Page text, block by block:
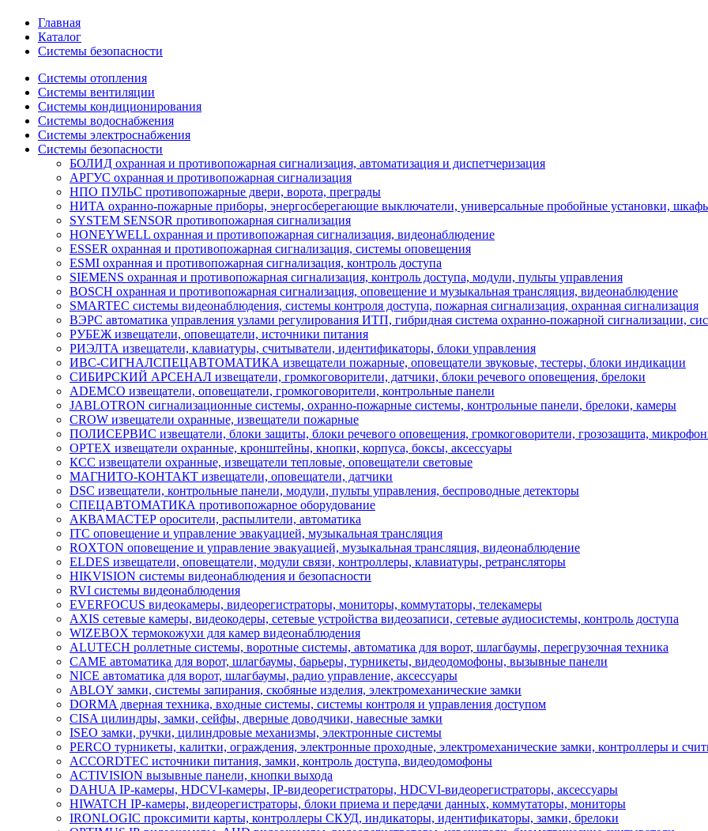
Главная
Каталог
Системы безопасности
Системы отопления
Системы вентиляции
Системы кондиционирования
Системы водоснабжения
Системы электроснабжения
Системы безопасности
БОЛИД охранная и противопожарная сигнализация, автоматизация и диспетчеризация
АРГУС охранная и противопожарная сигнализация
НПО ПУЛЬС противопожарные двери, ворота, преграды
НИТА охранно-пожарные приборы, энергосберегающие выключатели, универсальные пробойные установки,
SYSTEM SENSOR противопожарная сигнализация
HONEYWELL охранная и противопожарная сигнализация, видеонаблюдение
ESSER охранная и противопожарная сигнализация, системы оповещения
ESMI охранная и противопожарная сигнализация, контроль доступа
SIEMENS охранная и противопожарная сигнализация, контроль доступа, модули, пульты управления
BOSCH охранная и противопожарная сигнализация, оповещение и музыкальная трансляция, видеонаблюдение
SMARTEC системы видеонаблюдения, системы контроля доступа, пожарная сигнализация, охранная сигнализация
ВЭРС автоматика управления узлами регулирования ИТП, гибридная система охранно-пожарной сигнализации,
РУБЕЖ извещатели, оповещатели, источники питания
РИЭЛТА извещатели, клавиатуры, считыватели, идентификаторы, блоки управления
ИВС-СИГНАЛСПЕЦАВТОМАТИКА извещатели пожарные, оповещатели звуковые, тестеры, блоки индикации
СИБИРСКИЙ АРСЕНАЛ извещатели, громкоговорители, датчики, блоки речевого оповещения, брелоки
ADEMCO извещатели, оповещатели, громкоговорители, контрольные панели
JABLOTRON сигнализационные системы, охранно-пожарные системы, контрольные панели, брелоки, камеры
CROW извещатели охранные, извещатели пожарные
ПОЛИСЕРВИС извещатели, блоки защиты, блоки речевого оповещения, громкоговорители, грозозащита,
OPTEX извещатели охранные, кронштейны, кнопки, корпуса, боксы, аксессуары
КСС извещатели охранные, извещатели тепловые, оповещатели световые
МАГНИТО-КОНТАКТ извещатели, оповещатели, датчики
DSC извещатели, контрольные панели, модули, пульты управления, беспроводные детекторы
СПЕЦАВТОМАТИКА противопожарное оборудование
АКВАМАСТЕР оросители, распылители, автоматика
ITC оповещение и управление эвакуацией, музыкальная трансляция
ROXTON оповещение и управление эвакуацией, музыкальная трансляция, видеонаблюдение
ELDES извещатели, оповещатели, модули связи, контроллеры, клавиатуры, ретрансляторы
HIKVISION системы видеонаблюдения и безопасности
RVI системы видеонаблюдения
EVERFOCUS видеокамеры, видеорегистраторы, мониторы, коммутаторы, телекамеры
AXIS сетевые камеры, видеокодеры, сетевые устройства видеозаписи, сетевые аудиосистемы, контроль доступа
WIZEBOX термокожухи для камер видеонаблюдения
ALUTECH роллетные системы, воротные системы, автоматика для ворот, шлагбаумы, перегрузочная техника
CAME автоматика для ворот, шлагбаумы, барьеры, турникеты, видеодомофоны, вызывные панели
NICE автоматика для ворот, шлагбаумы, радио управление, аксессуары
ABLOY замки, системы запирания, скобяные изделия, электромеханические замки
DORMA дверная техника, входные системы, системы контроля и управления доступом
CISA цилиндры, замки, сейфы, дверные доводчики, навесные замки
ISEO замки, ручки, цилиндровые механизмы, электронные системы
PERCO турникеты, калитки, ограждения, электронные проходные, электромеханические замки, контроллеры и
ACCORDTEC источники питания, замки, контроль доступа, видеодомофоны
ACTIVISION вызывные панели, кнопки выхода
DAHUA IP-камеры, HDCVI-камеры, IP-видеорегистраторы, HDCVI-видеорегистраторы, аксессуары
HIWATCH IP-камеры, видеорегистраторы, блоки приема и передачи данных, коммутаторы, мониторы
IRONLOGIC проксимити карты, контроллеры СКУД, индикаторы, идентификаторы, замки, брелоки